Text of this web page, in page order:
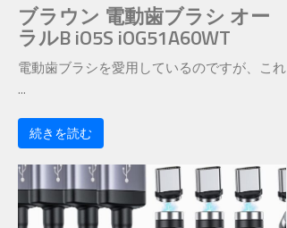
ブラウン 電動歯ブラシ オー
ラルB iO5S iOG51A60WT
電動歯ブラシを愛用しているのですが、これ
...
続きを読む